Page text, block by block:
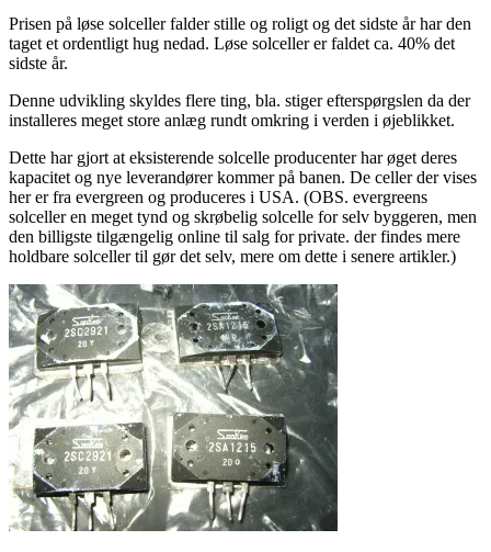
Prisen på løse solceller falder stille og roligt og det sidste år har den
taget et ordentligt hug nedad. Løse solceller er faldet ca. 40% det
sidste år.
Denne udvikling skyldes flere ting, bla. stiger efterspørgslen da der
installeres meget store anlæg rundt omkring i verden i øjeblikket.
Dette har gjort at eksisterende solcelle producenter har øget deres
kapacitet og nye leverandører kommer på banen. De celler der vises
her er fra evergreen og produceres i USA. (OBS. evergreens
solceller en meget tynd og skrøbelig solcelle for selv byggeren, men
den billigste tilgængelig online til salg for private. der findes mere
holdbare solceller til gør det selv, mere om dette i senere artikler.)